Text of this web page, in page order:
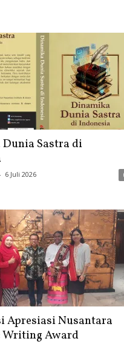
Sastra di
6 Juli 2026
Apresiasi Nusantara
Writing Award